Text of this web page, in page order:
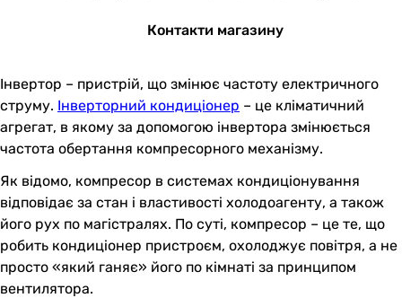
Контакти магазину
Інвертор – пристрій, що змінює частоту електричного
струму. Інверторний кондиціонер – це кліматичний
агрегат, в якому за допомогою інвертора змінюється
частота обертання компресорного механізму.
Як відомо, компресор в системах кондиціонування
відповідає за стан і властивості холодоагенту, а також
його рух по магістралях. По суті, компресор – це те, що
робить кондиціонер пристроєм, охолоджує повітря, а не
просто «який ганяє» його по кімнаті за принципом
вентилятора.